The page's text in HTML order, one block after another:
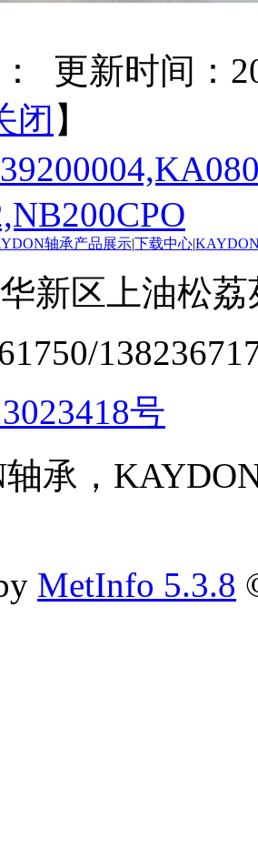
更新时间：
闭 】
轴承产品展示 下载中心
新区上油松
号
承，
MetInfo 5.3.8